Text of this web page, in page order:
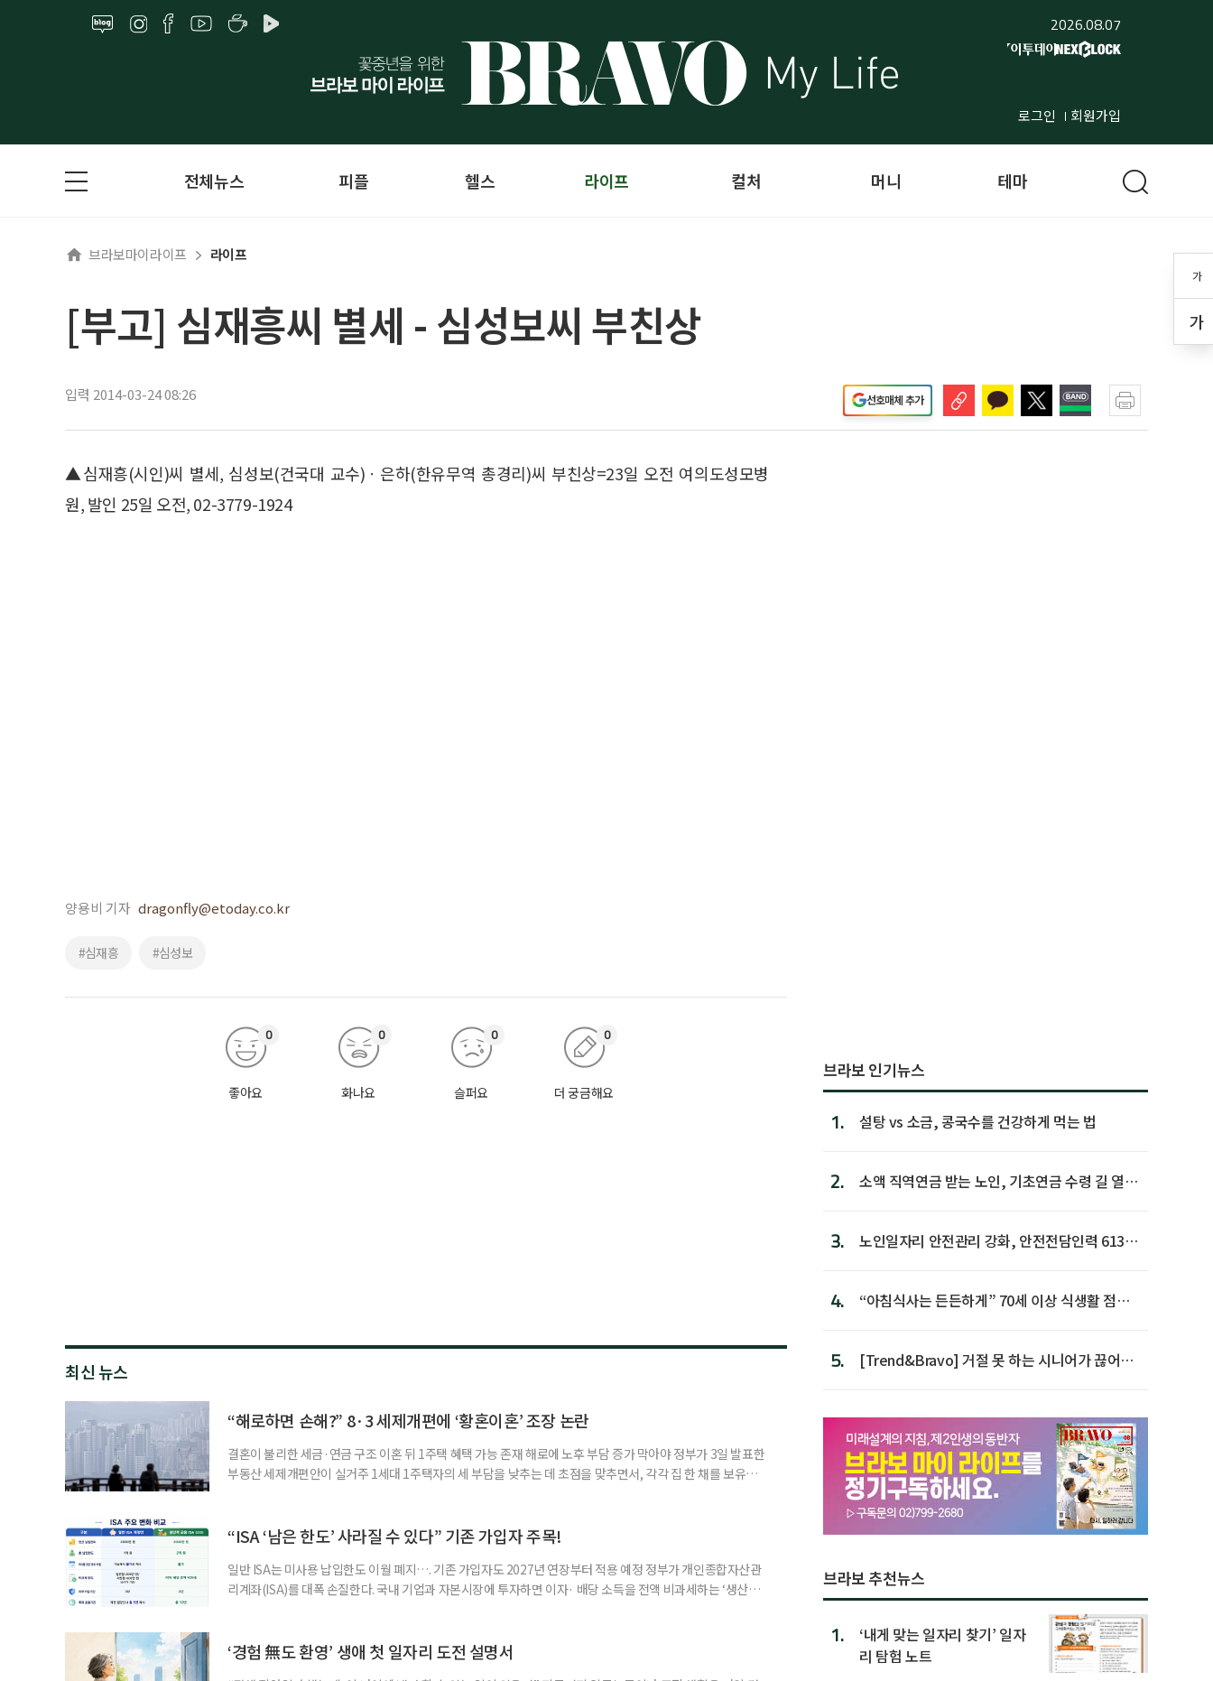
2026.08.07
로그인 회원가입
가
가
전체뉴스 피플 헬스 라이프 컬처 머니 테마
브라보마이라이프 라이프
[부고] 심재흥씨 별세 - 심성보씨 부친상
입력 2014-03-24 08:26 선호매체 추가
▲심재흥(시인)씨 별세, 심성보(건국대 교수)ㆍ은하(한유무역 총경리)씨 부친상=23일 오전 여의도성모병
원, 발인 25일 오전, 02-3779-1924
양용비 기자 dragonfly@etoday.co.kr
#심재흥 #심성보
좋아요
0
화나요
0
슬퍼요
0
더 궁금해요
0
최신 뉴스
“해로하면 손해?” 8·3 세제개편에 ‘황혼이혼’ 조장 논란
결혼이 불리한 세금·연금 구조 이혼 뒤 1주택 혜택 가능 존재 해로에 노후 부담 증가 막아야 정부가 3일 발표한
부동산 세제개편안이 실거주 1세대 1주택자의 세 부담을 낮추는 데 초점을 맞추면서, 각각 집 한 채를 보유한
부가 각자 집 한 채씩을 보유하면 한 세대가 두 채를 가진 것으로 보지만, 실제 이혼해 주거와 생계를 분
“ISA ‘남은 한도’ 사라질 수 있다” 기존 가입자 주목!
일반 ISA는 미사용 납입한도 이월 폐지…. 기존 가입자도 2027년 연장부터 적용 예정 정부가 개인종합자산관
리계좌(ISA)를 대폭 손질한다. 국내 기업과 자본시장에 투자하면 이자· 배당 소득을 전액 비과세하는 ‘생산적
기 때문이다. 지난 3일 발표된 세제개편안이 국회 통과 후 그대로 시행된다면 법 시행 전 본
‘경험 無도 환영’ 생애 첫 일자리 도전 설명서
브라보 인기뉴스
1. 설탕 vs 소금, 콩국수를 건강하게 먹는 법
2.
소액 직역연금 받는 노인, 기초연금 수령 길 열린
3.
노인일자리 안전관리 강화, 안전전담인력 613명
4.
“아침식사는 든든하게” 70세 이상 식생활 점수
5.
[Trend&Bravo] 거절 못 하는 시니어가 끊어야
브라보 추천뉴스
1.
‘내게 맞는 일자리 찾기’ 일자
리 탐험 노트